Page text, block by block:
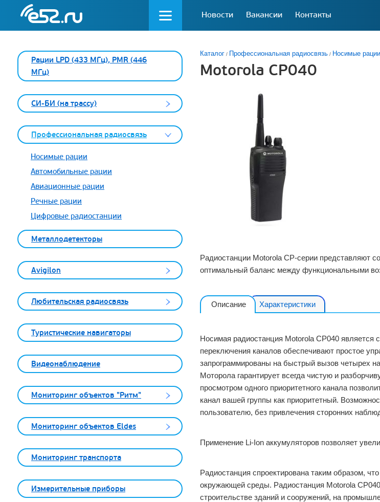
Новости Вакансии Контакты
Рации LPD (433 МГц), PMR (446
МГц)
СИ-БИ (на трассу)
Профессиональная радиосвязь
Носимые рации
Автомобильные рации
Авиационные рации
Речные рации
Цифровые радиостанции
Металлодетекторы
Avigilon
Любительская радиосвязь
Туристические навигаторы
Видеонаблюдение
Мониторинг объектов "Ритм"
Мониторинг объектов Eldes
Мониторинг транспорта
Измерительные приборы
Каталог Профессиональная радиосвязь Носимые рации
Motorola CP040
Радиостанции Motorola СР-серии представляют
оптимальный баланс между функциональными
Описание Характеристики
Носимая радиостанция Motorola CP040является
переключения каналов обеспечивают простое
запрограммированы на быстрый вызов четырех
Моторола гарантирует всегда чистую и
просмотром одного приоритетного канала
канал вашей группы как приоритетный.
пользователю, без привлечения сторонних
Применение Li-Ion аккумуляторов позволяет
Радиостанция спроектирована таким образом,
окружающей среды. Радиостанция Motorola
строительстве зданий и сооружений, на